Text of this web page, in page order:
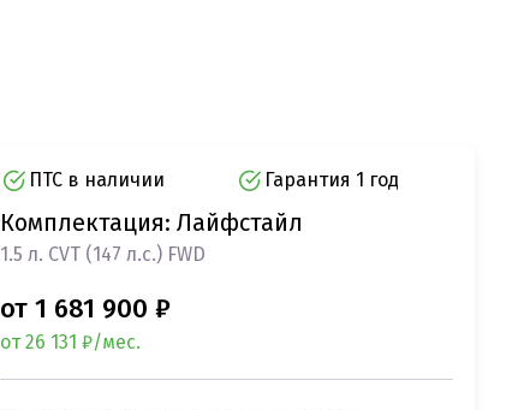
ПТС в наличии Гарантия 1 год
Комплектация: Лайфстайл
1.5 л. CVT (147 л.с.) FWD
от 1 681 900 ₽
от 26 131 ₽/мес.